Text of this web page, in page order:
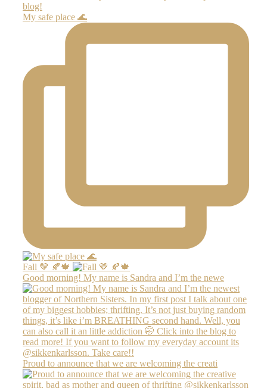
My safe place 🌊
Fall 🤎 🍂🍁
Good morning! My name is Sandra and I’m the newe
Proud to announce that we are welcoming the creati